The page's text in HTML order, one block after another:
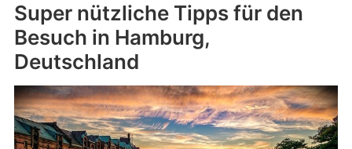
Super nützliche Tipps für den
Besuch in Hamburg,
Deutschland